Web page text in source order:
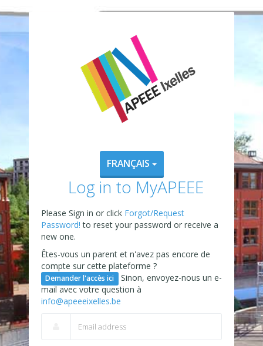
FRANÇAIS
Log in to MyAPEEE
Please Sign in or click Forgot/Request
Password!to reset your password or receive a
new one.
Êtes-vous un parent et n'avez pas encore de
compte sur cette plateforme ?
Demander l'accès ici
Sinon, envoyez-nous un e-
mail avec votre question à
info@apeeeixelles.be